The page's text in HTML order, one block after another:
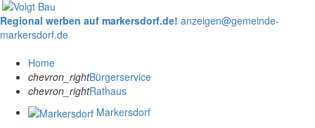
Regional werben auf markersdorf.de! anzeigen@gemeinde-
markersdorf.de
Home
chevron_rightBürgerservice
chevron_rightRathaus
Markersdorf